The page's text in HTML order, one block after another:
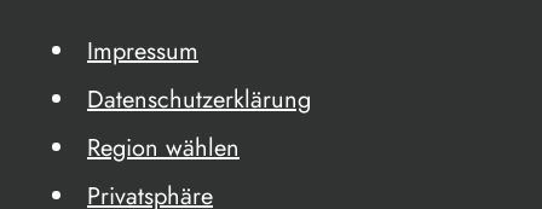
Impressum
Datenschutzerklärung
Region wählen
Privatsphäre